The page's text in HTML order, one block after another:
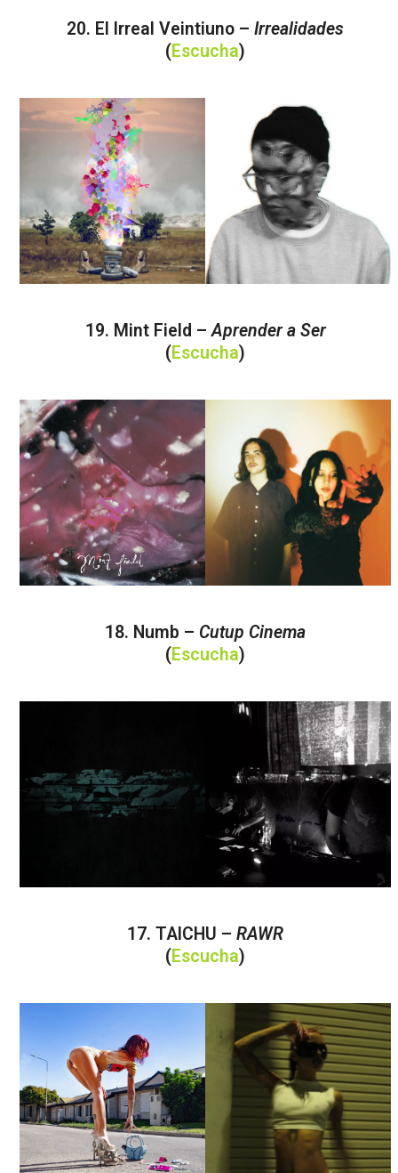
20. El Irreal Veintiuno –Irrealidades
(Escucha)
19. Mint Field –Aprender a Ser
(Escucha)
18. Numb – Cutup Cinema
(Escucha)
17. TAICHU –RAWR
(Escucha)